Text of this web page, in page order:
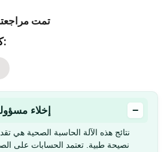
تمت مراجعته
كيف راجعنا هذا المقال:
🧮 إخلاء −
نتائج هذه الآلة الحاسبة الصحية هي
نصيحة طبية. تعتمد الحسابات على